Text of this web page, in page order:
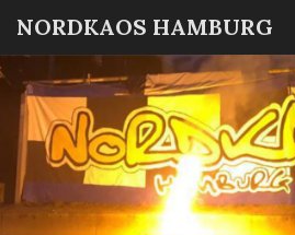
NORDKAOS HAMBURG
SC